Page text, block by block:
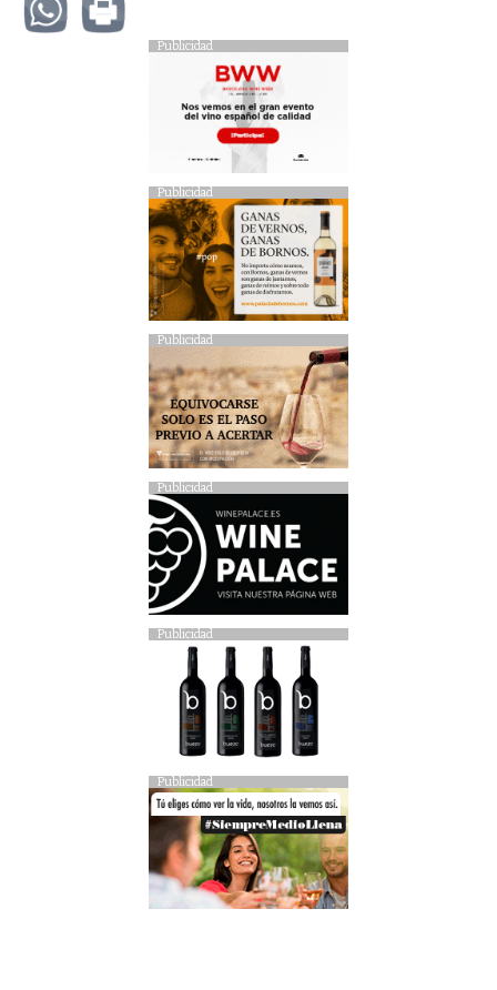
Publicidad
Publicidad
Publicidad
Publicidad
Publicidad
Publicidad